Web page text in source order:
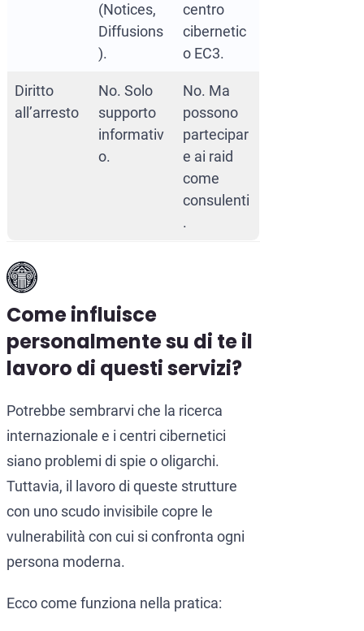
(Notices,
Diffusions
).
centro
cibernetic
o EC3.
Diritto
all’arresto
No. Solo
supporto
informativ
o.
No. Ma
possono
partecipar
e ai raid
come
consulenti
.
Come influisce
personalmente su di te il
lavoro di questi servizi?
Potrebbe sembrarvi che la ricerca
internazionale e i centri cibernetici
siano problemi di spie o oligarchi.
Tuttavia, il lavoro di queste strutture
con uno scudo invisibile copre le
vulnerabilità con cui si confronta ogni
persona moderna.
Ecco come funziona nella pratica: